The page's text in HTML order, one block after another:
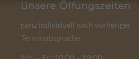
Unsere Öffungszeiten
ganz individuell nach vorheriger
Terminabsprache